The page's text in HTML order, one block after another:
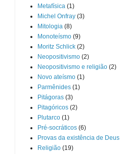
Metafísica (1)
Michel Onfray (3)
Mitologia (8)
Monoteísmo (9)
Moritz Schlick (2)
Neopositivismo (2)
Neopositivismo e religião (2)
Novo ateísmo (1)
Parmênides (1)
Pitágoras (3)
Pitagóricos (2)
Plutarco (1)
Pré-socráticos (6)
Provas da existência de Deus
Religião (19)